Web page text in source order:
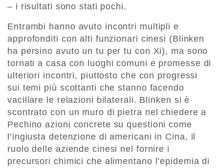
– i risultati sono stati pochi.
Entrambi hanno avuto incontri multipli e
approfonditi con alti funzionari cinesi (Blinken
ha persino avuto un tu per tu con Xi), ma sono
tornati a casa con luoghi comuni e promesse di
ulteriori incontri, piuttosto che con progressi
sui temi più scottanti che stanno facendo
vacillare le relazioni bilaterali. Blinken si è
scontrato con un muro di pietra nel chiedere a
Pechino azioni concrete su questioni come
l’ingiusta detenzione di americani in Cina, il
ruolo delle aziende cinesi nel fornire i
precursori chimici che alimentano l’epidemia di